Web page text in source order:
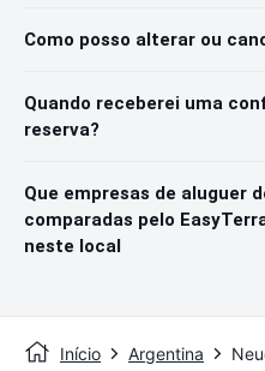
Como posso alterar ou
Quando receberei uma
reserva?
Que empresas de aluguer
comparadas pelo
neste local
Início Argentina